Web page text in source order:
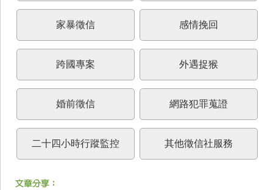
家暴徵信 感情挽回
跨國專案 外遇捉猴
婚前徵信 網路犯罪蒐證
二十四小時行蹤監控 其他徵信社服務